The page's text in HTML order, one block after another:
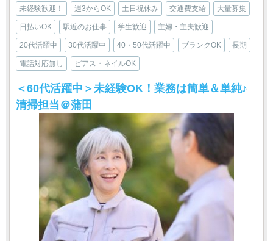
未経験歓迎！ 週3からOK 土日祝休み 交通費支給 大量募集
日払いOK 駅近のお仕事 学生歓迎 主婦・主夫歓迎
20代活躍中 30代活躍中 40・50代活躍中 ブランクOK 長期
電話対応無し ピアス・ネイルOK
＜60代活躍中＞未経験OK！業務は簡単＆単純♪
清掃担当＠蒲田